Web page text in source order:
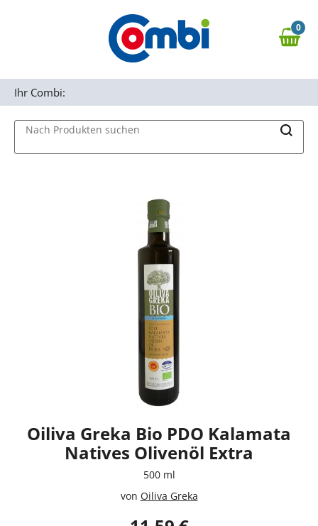
Zur Navigation springen
0,00 €
0
Nach Produkten suchen
Ihr Combi:
Oiliva Greka Bio PDO Kalamata
Natives Olivenöl Extra
500 ml
von Oiliva Greka